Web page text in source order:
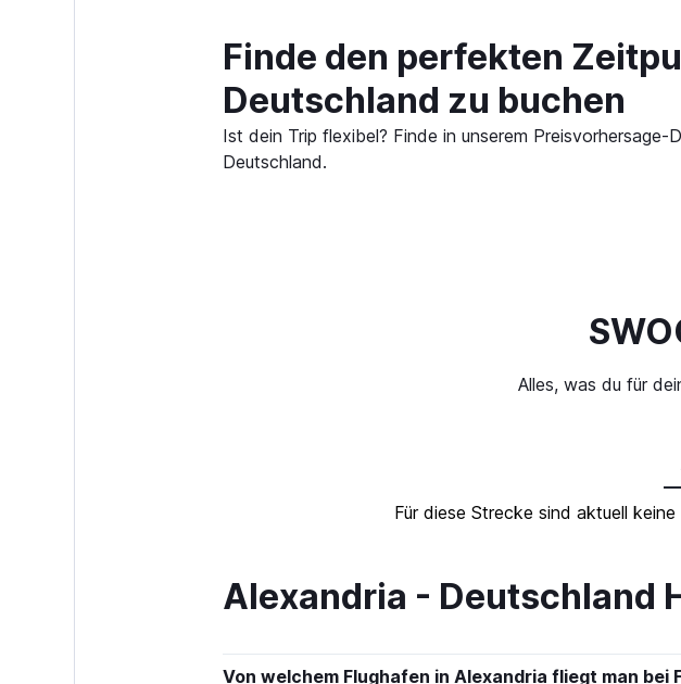
Finde den perfekten
Deutschland zu buchen
Ist dein Trip flexibel? Finde in unserem
Deutschland.
Alles, was du für
Für diese Strecke sind aktuell
Alexandria - Deutschland
Von welchem Flughafen in Alexandria fliegt man bei